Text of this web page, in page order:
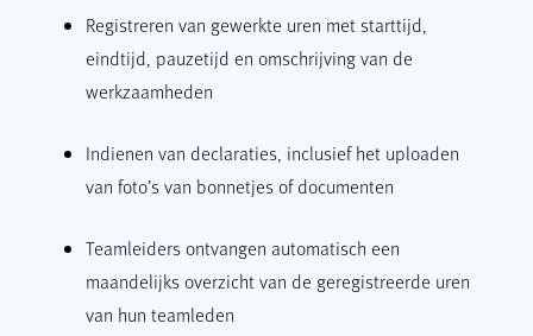
Registreren van gewerkte uren met starttijd,
eindtijd, pauzetijd en omschrijving van de
werkzaamheden
Indienen van declaraties, inclusief het uploaden
van foto’s van bonnetjes of documenten
Teamleiders ontvangen automatisch een
maandelijks overzicht van de geregistreerde uren
van hun teamleden